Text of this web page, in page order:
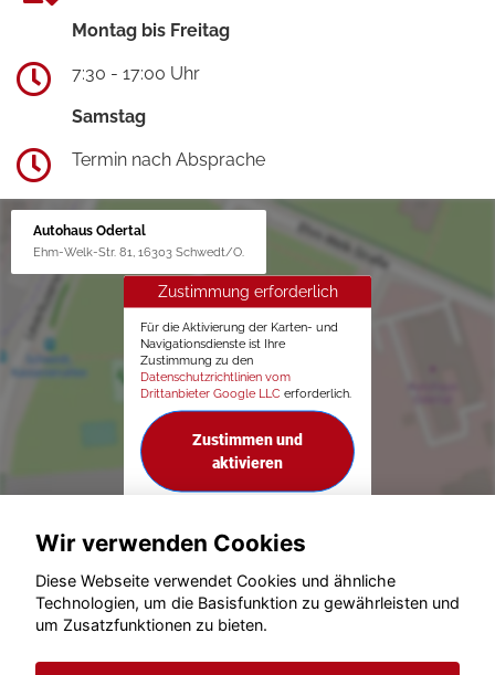
Montag bis Freitag
7:30 - 17:00 Uhr
Samstag
Termin nach Absprache
Autohaus Odertal
Ehm-Welk-Str. 81, 16303 Schwedt/O.
Zustimmung erforderlich
Für die Aktivierung der Karten- und
Navigationsdienste ist Ihre
Zustimmung zu den
Datenschutzrichtlinien vom
Drittanbieter Google LLC erforderlich.
Zustimmen und
aktivieren
© konjunkturmotor.de GmbH 2020 - 2026
Wir verwenden Cookies
Diese Webseite verwendet Cookies und ähnliche
Technologien, um die Basisfunktion zu gewährleisten und
um Zusatzfunktionen zu bieten.